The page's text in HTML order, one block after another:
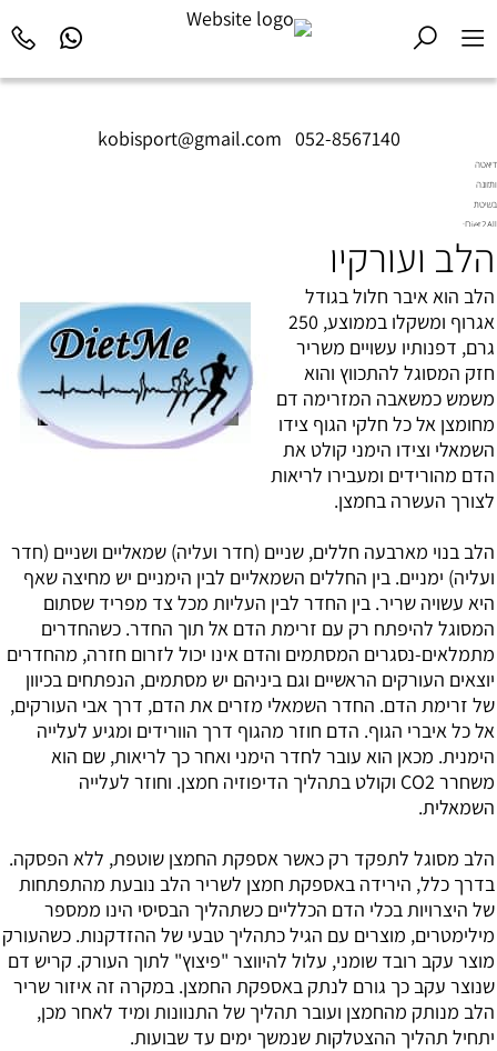
kobisport@gmail.com 052-8567140
דיאטה
ותזונה
בשיטת
Diet2All:
שמאחורי
המושלם.
הלב ועורקיו
הלב הוא איבר חלול בגודל
אגרוף ומשקלו בממוצע, 250
גרם, דפנותיו עשויים משריר
חזק המסוגל להתכווץ והוא
משמש כמשאבה המזרימה דם
מחומצן אל כל חלקי הגוף צידו
השמאלי וצידו הימני קולט את
הדם מהורידים ומעבירו לריאות
לצורך העשרה בחמצן.
הלב בנוי מארבעה חללים, שניים (חדר ועליה) שמאליים ושניים (חדר
ועליה) ימניים. בין החללים השמאליים לבין הימניים יש מחיצה שאף
היא עשויה שריר. בין החדר לבין העליות מכל צד מפריד שסתום
המסוגל להיפתח רק עם זרימת הדם אל תוך החדר. כשהחדרים
מתמלאים-נסגרים המסתמים והדם אינו יכול לזרום חזרה, מהחדרים
יוצאים העורקים הראשיים וגם ביניהם יש מסתמים, הנפתחים בכיוון
של זרימת הדם. החדר השמאלי מזרים את הדם, דרך אבי העורקים,
אל כל איברי הגוף. הדם חוזר מהגוף דרך הוורידים ומגיע לעלייה
הימנית. מכאן הוא עובר לחדר הימני ואחר כך לריאות, שם הוא
משחרר CO2 וקולט בתהליך הדיפוזיה חמצן. וחוזר לעלייה
השמאלית.
הלב מסוגל לתפקד רק כאשר אספקת החמצן שוטפת, ללא הפסקה.
בדרך כלל, הירידה באספקת חמצן לשריר הלב נובעת מהתפתחות
של היצרויות בכלי הדם הכלליים כשתהליך הבסיסי הינו ממספר
מילימטרים, מוצרים עם הגיל כתהליך טבעי של ההזדקנות. כשהעורק
מוצר עקב רובד שומני, עלול להיווצר "פיצוץ" לתוך העורק. קריש דם
שנוצר עקב כך גורם לנתק באספקת החמצן. במקרה זה איזור שריר
הלב מנותק מהחמצן ועובר תהליך של התנוונות ומיד לאחר מכן,
יתחיל תהליך ההצטלקות שנמשך ימים עד שבועות.